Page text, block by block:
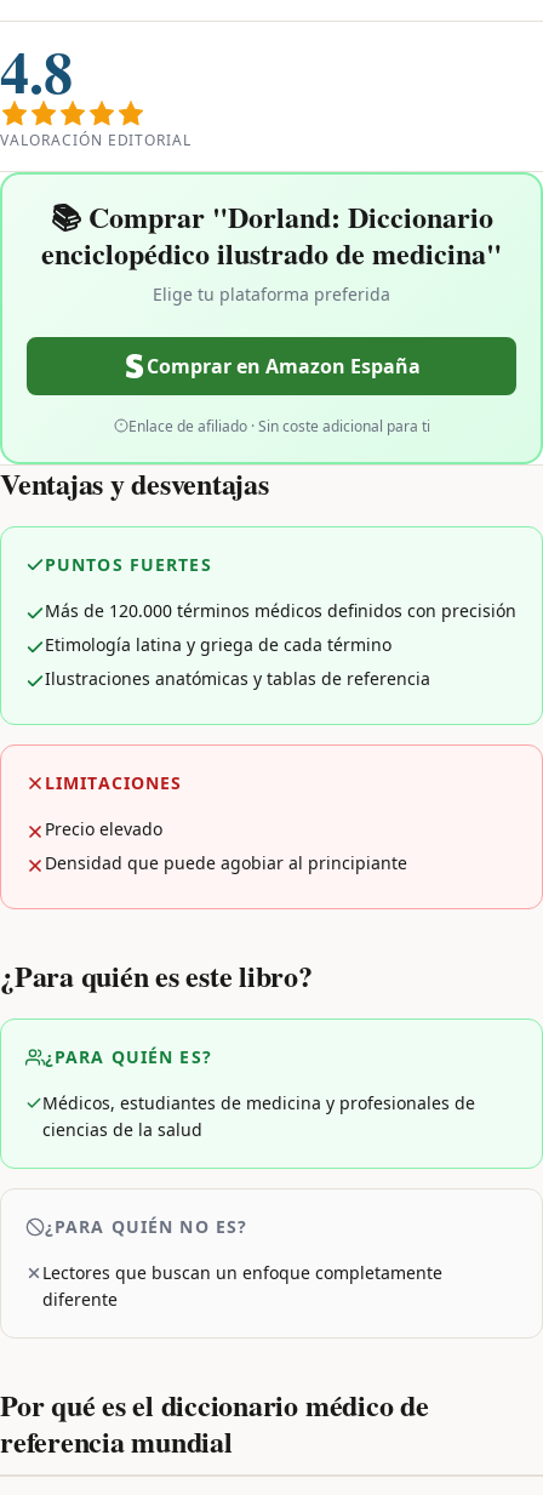
4.8
VALORACIÓN EDITORIAL
📚 Comprar "Dorland: Diccionario
enciclopédico ilustrado de medicina"
Elige tu plataforma preferida
Comprar en Amazon España
Enlace de afiliado · Sin coste adicional para ti
Ventajas y desventajas
PUNTOS FUERTES
Más de 120.000 términos médicos definidos con precisión
Etimología latina y griega de cada término
Ilustraciones anatómicas y tablas de referencia
LIMITACIONES
Precio elevado
Densidad que puede agobiar al principiante
¿Para quién es este libro?
¿PARA QUIÉN ES?
Médicos, estudiantes de medicina y profesionales de
ciencias de la salud
¿PARA QUIÉN NO ES?
Lectores que buscan un enfoque completamente
diferente
Por qué es el diccionario médico de
referencia mundial